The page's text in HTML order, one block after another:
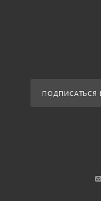
ПОДПИСАТЬСЯ